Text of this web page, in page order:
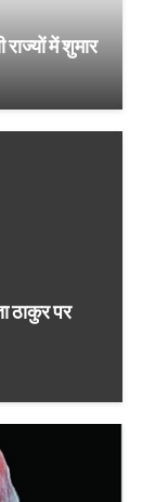
में शुमार
ठाकुर पर